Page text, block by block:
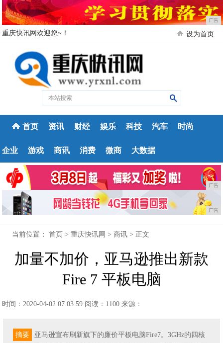
广告
重庆快讯网欢迎您~！ 设为首页
首页 资讯 财经 娱乐 科技 汽车 时尚
企业 游戏 商讯 消费 微商 大数据
广告
广告
当前位置：首页 >重庆快讯网 >商讯 > 正文
加量不加价，亚马逊推出新款
Fire 7 平板电脑
时间：2020-04-02 07:03:59 阅读：1100 来源：
摘要
亚马逊宣布刷新旗下的廉价平板电脑Fire7。3GHz的四核